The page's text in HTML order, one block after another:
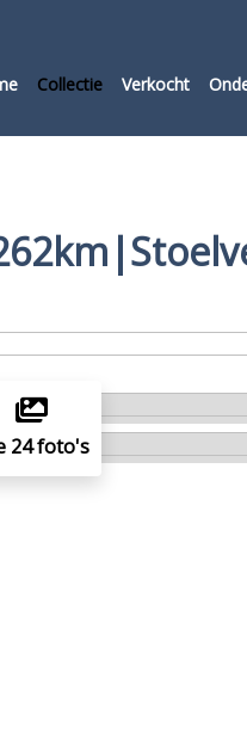
Collectie Verkocht
24 foto's